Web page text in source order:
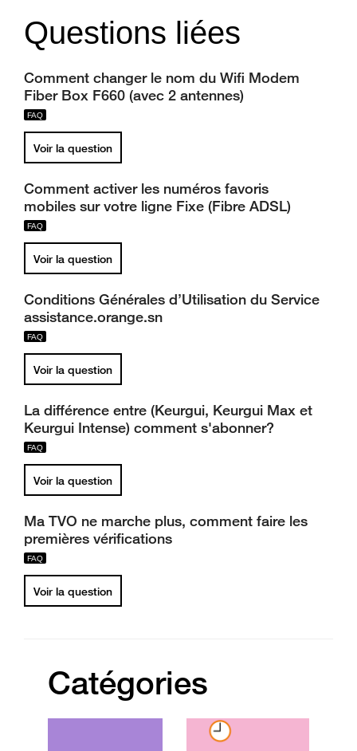
Questions liées
Comment changer le nom du Wifi Modem
Fiber Box F660 (avec 2 antennes)
Voir la question
Comment activer les numéros favoris
mobiles sur votre ligne Fixe (Fibre ADSL)
Voir la question
Conditions Générales d’Utilisation du Service
assistance.orange.sn
Voir la question
La différence entre (Keurgui, Keurgui Max et
Keurgui Intense) comment s'abonner?
Voir la question
Ma TVO ne marche plus, comment faire les
premières vérifications
Voir la question
Catégories